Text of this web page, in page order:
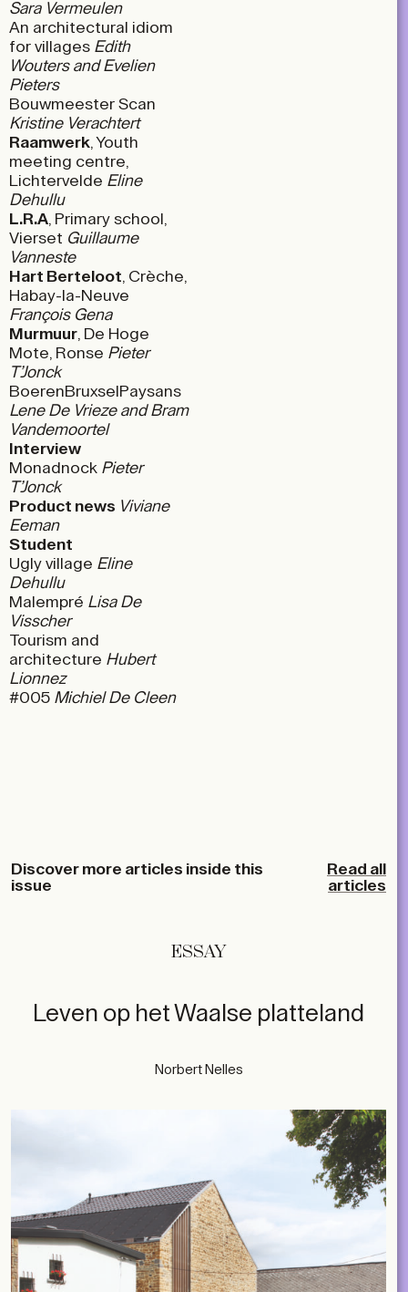
Sara Vermeulen
An architectural idiom
for villages Edith
Wouters and Evelien
Pieters
Bouwmeester Scan
Kristine Verachtert
Raamwerk, Youth
meeting centre,
Lichtervelde Eline
Dehullu
L.R.A, Primary school,
Vierset Guillaume
Vanneste
Hart Berteloot, Crèche,
Habay-la-Neuve
François Gena
Murmuur, De Hoge
Mote, Ronse Pieter
T’Jonck
BoerenBruxselPaysans
Lene De Vrieze and Bram
Vandemoortel
Interview
Monadnock Pieter
T’Jonck
Product news Viviane
Eeman
Student
Ugly village Eline
Dehullu
Malempré Lisa De
Visscher
Tourism and
architecture Hubert
Lionnez
#005 Michiel De Cleen
Discover more articles inside this
issue
Read all
articles
ESSAY
Leven op het Waalse platteland
Norbert Nelles